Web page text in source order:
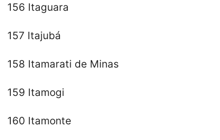
156 Itaguara
157 Itajubá
158 Itamarati de Minas
159 Itamogi
160 Itamonte